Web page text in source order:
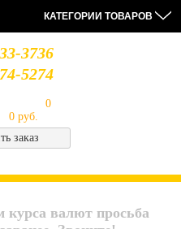
КАТЕГОРИИ ТОВАРОВ
3736
5274
0
0 руб.
заказ
курса валют просьба